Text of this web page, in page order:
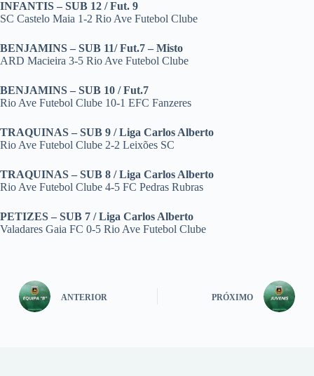
INFANTIS – SUB 12 / Fut. 9
SC Castelo Maia 1-2 Rio Ave Futebol Clube
BENJAMINS – SUB 11/ Fut.7 – Misto
ARD Macieira 3-5 Rio Ave Futebol Clube
BENJAMINS – SUB 10 / Fut.7
Rio Ave Futebol Clube 10-1 EFC Fanzeres
TRAQUINAS – SUB 9 / Liga Carlos Alberto
Rio Ave Futebol Clube 2-2 Leixões SC
TRAQUINAS – SUB 8 / Liga Carlos Alberto
Rio Ave Futebol Clube 4-5 FC Pedras Rubras
PETIZES – SUB 7 / Liga Carlos Alberto
Valadares Gaia FC 0-5 Rio Ave Futebol Clube
ANTERIOR PRÓXIMO